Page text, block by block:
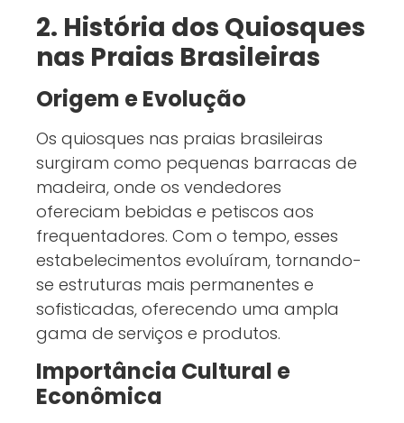
2. História dos Quiosques
nas Praias Brasileiras
Origem e Evolução
Os quiosques nas praias brasileiras
surgiram como pequenas barracas de
madeira, onde os vendedores
ofereciam bebidas e petiscos aos
frequentadores. Com o tempo, esses
estabelecimentos evoluíram, tornando-
se estruturas mais permanentes e
sofisticadas, oferecendo uma ampla
gama de serviços e produtos.
Importância Cultural e
Econômica